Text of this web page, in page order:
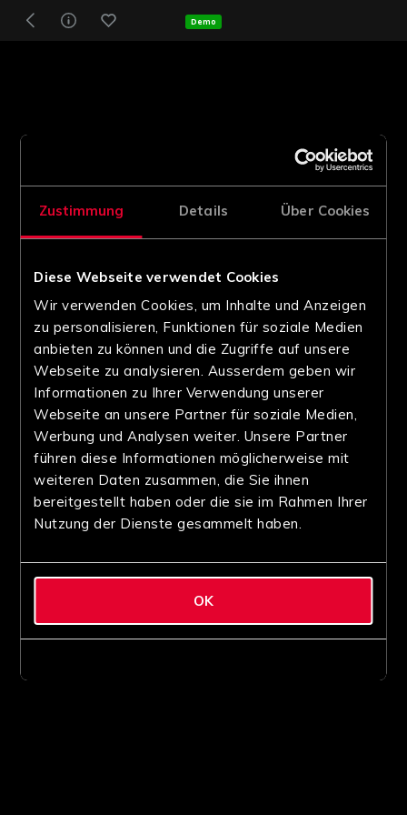
Zustimmung Details Über Cookies
Diese Webseite verwendet Cookies
Wir verwenden Cookies, um Inhalte und Anzeigen
zu personalisieren, Funktionen für soziale Medien
anbieten zu können und die Zugriffe auf unsere
Webseite zu analysieren. Ausserdem geben wir
Informationen zu Ihrer Verwendung unserer
Webseite an unsere Partner für soziale Medien,
Werbung und Analysen weiter. Unsere Partner
führen diese Informationen möglicherweise mit
weiteren Daten zusammen, die Sie ihnen
bereitgestellt haben oder die sie im Rahmen Ihrer
Nutzung der Dienste gesammelt haben.
OK
Demo